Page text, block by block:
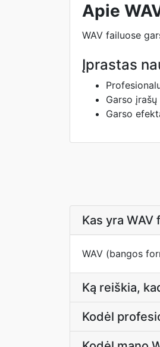
Apie
WAV failuose
Įprastas
Garso
Garso
Kas yra WAV
WAV (bangos
Ką reiškia,
Kodėl